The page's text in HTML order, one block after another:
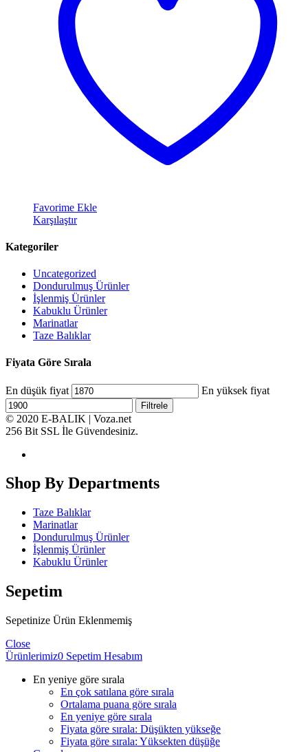
Favorime Ekle
Karşılaştır
Kategoriler
Uncategorized
Dondurulmuş Ürünler
İşlenmiş Ürünler
Kabuklu Ürünler
Marinatlar
Taze Balıklar
Fiyata Göre Sırala
En düşük fiyat En yüksek fiyat
Filtrele
© 2020 E-BALIK | Voza.net
256 Bit SSL İle Güvendesiniz.
Shop By Departments
Taze Balıklar
Marinatlar
Dondurulmuş Ürünler
İşlenmiş Ürünler
Kabuklu Ürünler
Sepetim
Sepetinize Ürün Eklenmemiş
Close
Ürünlerimiz0 Sepetim Hesabım
En yeniye göre sırala
En çok satılana göre sırala
Ortalama puana göre sırala
En yeniye göre sırala
Fiyata göre sırala: Düşükten yükseğe
Fiyata göre sırala: Yüksekten düşüğe